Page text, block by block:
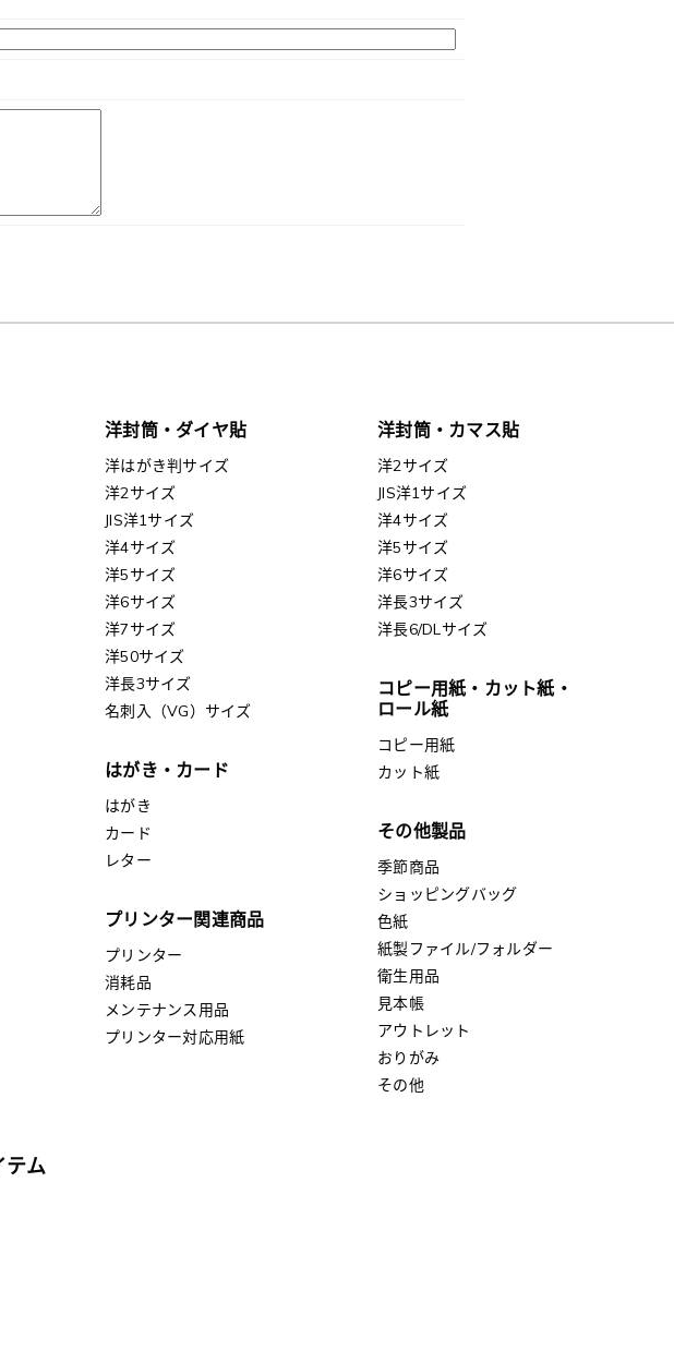
洋封筒・ダイヤ貼
洋はがき判サイズ
洋2サイズ
JIS洋1サイズ
洋4サイズ
洋5サイズ
洋6サイズ
洋7サイズ
洋50サイズ
洋長3サイズ
名刺入（VG）サイズ
はがき・カード
はがき
カード
レター
プリンター関連商品
プリンター
消耗品
メンテナンス用品
プリンター対応用紙
洋封筒・カマス貼
洋2サイズ
JIS洋1サイズ
洋4サイズ
洋5サイズ
洋6サイズ
洋長3サイズ
洋長6/DLサイズ
コピー用紙・カット紙・
ロール紙
コピー用紙
カット紙
その他製品
季節商品
ショッピングバッグ
色紙
紙製ファイル/フォルダー
衛生用品
見本帳
アウトレット
おりがみ
その他
テム